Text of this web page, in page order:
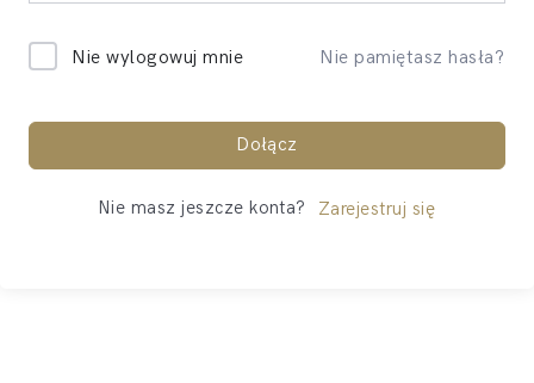
Nie wylogowuj mnie Nie pamiętasz hasła?
Dołącz
Nie masz jeszcze konta? Zarejestruj się